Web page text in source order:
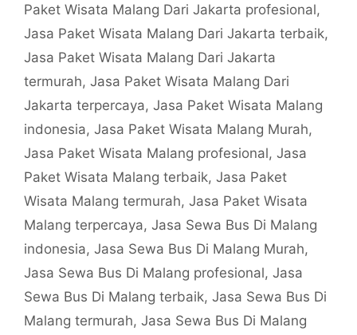
Paket Wisata Malang Dari Jakarta profesional,
Jasa Paket Wisata Malang Dari Jakarta terbaik,
Jasa Paket Wisata Malang Dari Jakarta
termurah, Jasa Paket Wisata Malang Dari
Jakarta terpercaya, Jasa Paket Wisata Malang
indonesia, Jasa Paket Wisata Malang Murah,
Jasa Paket Wisata Malang profesional, Jasa
Paket Wisata Malang terbaik, Jasa Paket
Wisata Malang termurah, Jasa Paket Wisata
Malang terpercaya, Jasa Sewa Bus Di Malang
indonesia, Jasa Sewa Bus Di Malang Murah,
Jasa Sewa Bus Di Malang profesional, Jasa
Sewa Bus Di Malang terbaik, Jasa Sewa Bus Di
Malang termurah, Jasa Sewa Bus Di Malang